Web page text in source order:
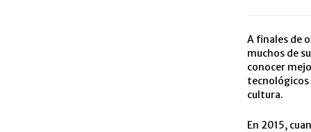
A finales de
muchos de
conocer
tecnológicos
cultura.
En 2015,